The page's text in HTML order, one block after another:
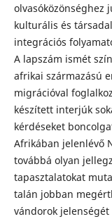
olvasóközönséghez
kulturális és
integrációs
A lapszám ismét
afrikai származású
migrációval
készített interjúk
kérdéseket
Afrikában jelenlévő
továbbá olyan
tapasztalatokat
talán jobban
vándorok